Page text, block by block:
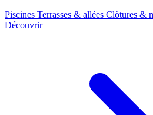
Piscines Terrasses & allées Clôtures &
Découvrir